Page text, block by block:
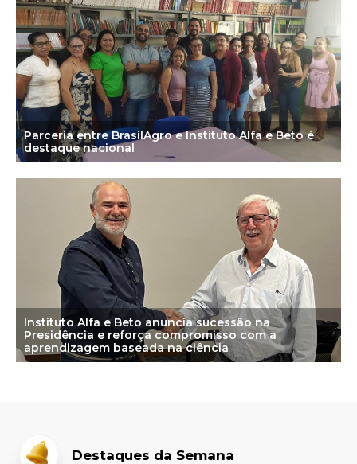
Parceria entre BrasilAgro e Instituto Alfa e Beto é
destaque nacional
Instituto Alfa e Beto anuncia sucessão na
Presidência e reforça compromisso com a
aprendizagem baseada na ciência
Destaques da Semana